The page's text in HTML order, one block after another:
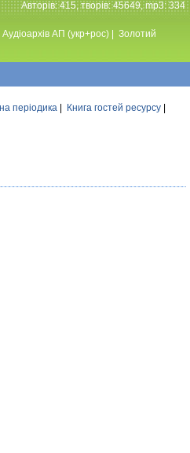
Авторiв: 415, творiв: 45649, mp3: 334
Аудiоархiв АП (укр+рос)
Золотий
періодика Книга гостей ресурсу